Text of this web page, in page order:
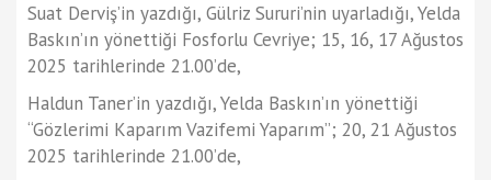
Suat Derviş’in yazdığı, Gülriz Sururi’nin uyarladığı, Yelda
Baskın’ın yönettiği Fosforlu Cevriye; 15, 16, 17 Ağustos
2025 tarihlerinde 21.00’de,
Haldun Taner’in yazdığı, Yelda Baskın’ın yönettiği
“Gözlerimi Kaparım Vazifemi Yaparım”; 20, 21 Ağustos
2025 tarihlerinde 21.00’de,